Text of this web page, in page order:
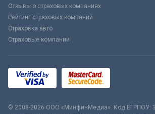
Отзывы о страховых компаниях
Рейтинг страховых компаний
Страховка авто
Страховые компании
© 2008-2026 ООО «МинфинМедиа». Код ЕГРПОУ: